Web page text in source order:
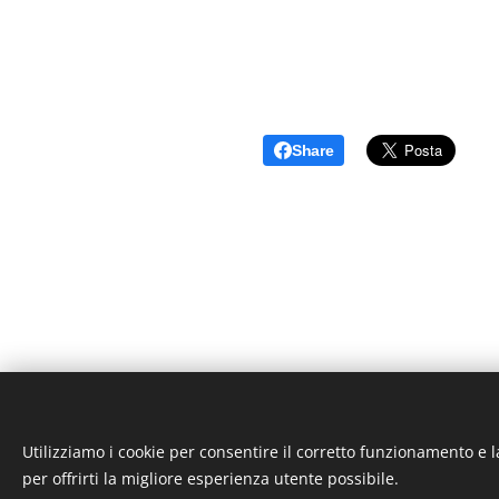
Share
S.S.D. MC GROUP
Utilizziamo i cookie per consentire il corretto funzionamento e
per offrirti la migliore esperienza utente possibile.